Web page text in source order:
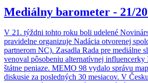
Mediálny barometer - 21/
V 21. týždni tohto roku boli udelené
pravidelne organizuje Nadácia otvorenej
partnerom NC). Zasadla Rada pre mediálne
venoval pôsobeniu alternatívnej
štátne peniaze. MEMO 98 vydalo správu
diskusie za posledných 30 mesiacov. V